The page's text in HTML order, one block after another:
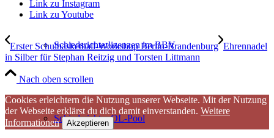
Schiedsrichterlizenzen im BBV
Schiedsrichter OL-Pool
Link zu Instagram
Link zu Youtube
Erster Schulbasketball-Workshop Berlin-Brandenburg Ehrennadel
in Silber für Stephan Reitzig und Torsten Littmann
Nach oben scrollen
Cookies erleichtern die Nutzung unserer Webseite. Mit der Nutzung
der Webseite erklärst du dich damit einverstanden. Weitere
Informationen
Akzeptieren